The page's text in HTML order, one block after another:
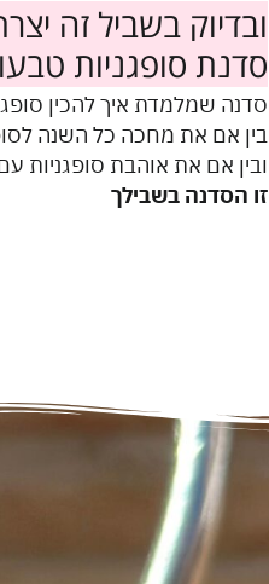
ובדיוק בשביל זה
סדנת סופגניות
סדנה שמלמדת איך להכין
בין אם את מחכה כל השנה
ובין אם את אוהבת סופגניות
זו הסדנה בשבילך